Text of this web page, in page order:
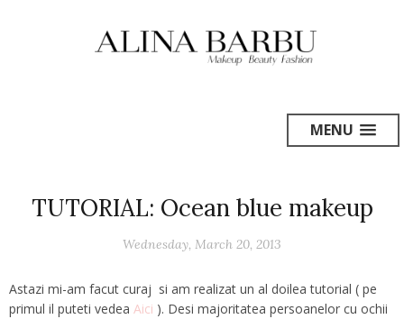
MENU
TUTORIAL: Ocean blue makeup
Wednesday, March 20, 2013
Astazi mi-am facut curaj si am realizat un al doilea tutorial ( pe
primul il puteti vedea Aici ). Desi majoritatea persoanelor cu ochii